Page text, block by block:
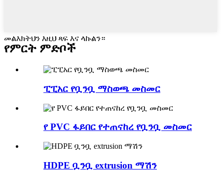
መልእክትህን እዚህ ጻፍ እና ላኩልን።
የምርት ምድቦች
ፒፒአር የቧንቧ ማስወጫ መስመር
የ PVC ፋይበር የተጠናከረ የቧንቧ መስመር
HDPE ቧንቧ extrusion ማሽን